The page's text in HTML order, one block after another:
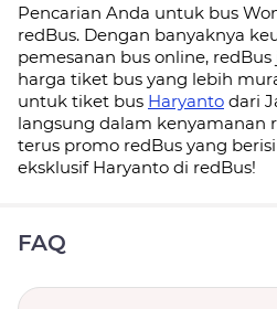
Pencarian Anda untuk bus
redBus. Dengan banyaknya
pemesanan bus online,
harga tiket bus yang lebih
untuk tiket bus Haryanto dari
langsung dalam kenyamanan
terus promo redBus yang
eksklusif Haryanto di redBus!
FAQ